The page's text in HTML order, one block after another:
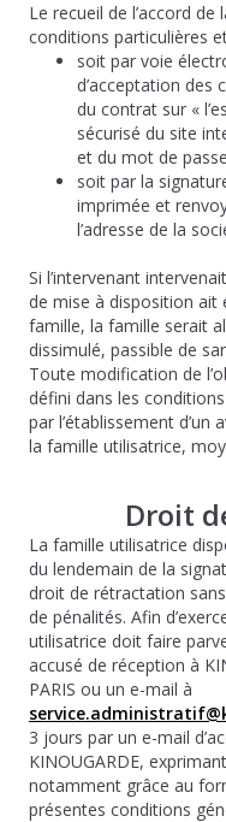
Le recueil de l’accord
conditions particulières
soit par voie
d’acceptation des
du contrat sur «
sécurisé du site
et du mot de
soit par la
imprimée et
l’adresse de la
Si l’intervenant
de mise à disposition ait
famille, la famille serait
dissimulé, passible de
Toute modification de
défini dans les
par l’établissement
la famille utilisatrice,
Droit
La famille utilisatrice
du lendemain de la
droit de rétractation
de pénalités. Afin
utilisatrice doit faire
accusé de réception à
PARIS ou un e-mail à
3 jours par un e-mail
KINOUGARDE,
notamment grâce au
présentes conditions